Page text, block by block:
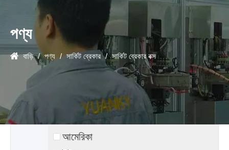
পণ্য
বাড়ি / পণ্য / সার্কিট ব্রেকার / সার্কিট ব্রেকার বক্স
আমেরিকা